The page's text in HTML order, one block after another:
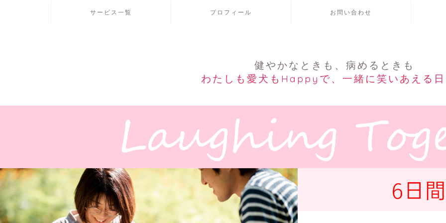
サービス一覧 プロフィール お問い合わせ
健やかなときも、病めるときも
わたしも愛犬もHappyで、一緒に笑いあえる